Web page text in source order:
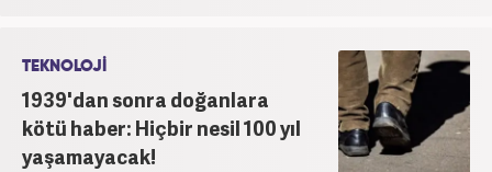
TEKNOLOJİ
1939'dan sonra doğanlara
kötü haber: Hiçbir nesil 100 yıl
yaşamayacak!